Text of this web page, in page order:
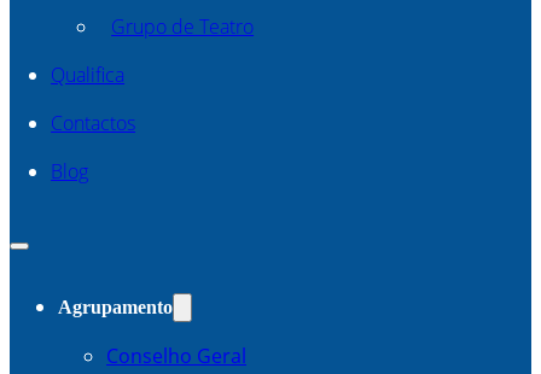
Grupo de Teatro
Qualifica
Contactos
Blog
Agrupamento
Conselho Geral